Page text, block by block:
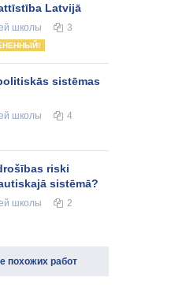
Latvijā
школы 3
sistēmas
школы 4
riski
sistēmā?
школы 2
похожих работ